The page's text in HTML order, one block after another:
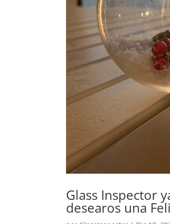
Glass Inspector
desearos una